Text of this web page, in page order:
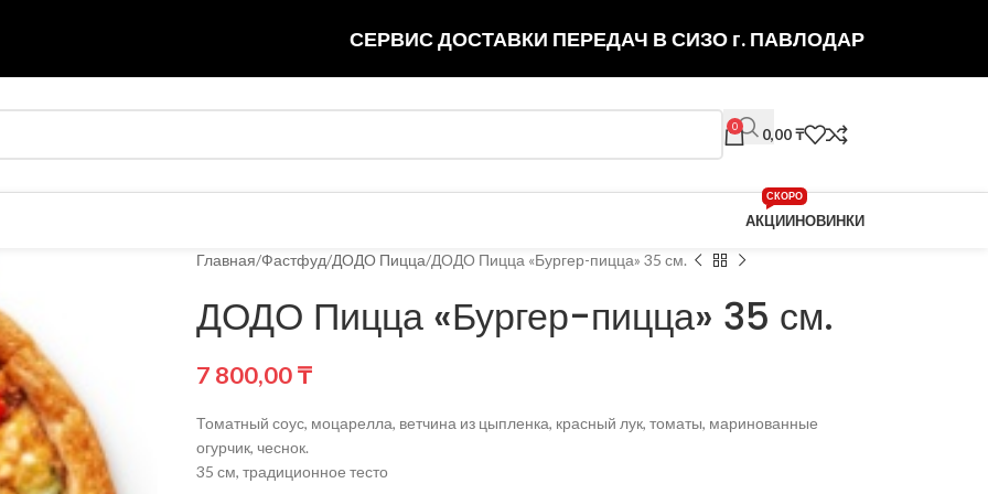
СЕРВИС ДОСТАВКИ ПЕРЕДАЧ В СИЗО г. ПАВЛОДАР
0 0,00₸
АКЦИИ
СКОРО
НОВИНКИ
Главная Фастфуд ДОДО Пицца ДОДО Пицца «Бургер-пицца» 35 см.
ДОДО Пицца «Бургер-пицца» 35 см.
7 800,00₸
Томатный соус, моцарелла, ветчина из цыпленка, красный лук, томаты, маринованные
огурчик, чеснок.
35 см, традиционное тесто